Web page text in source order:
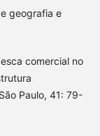
geografia e
comercial no
Paulo, 41: 79-